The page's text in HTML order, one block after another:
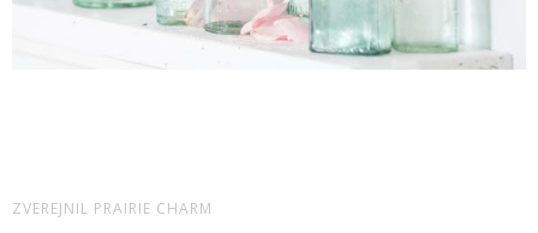
ZVEREJNIL PRAIRIE CHARM